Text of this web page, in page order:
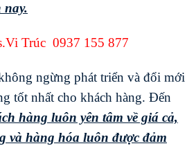
nay.
Trúc 0937 155 877
ngừng phát triển và đổi mới
tốt nhất cho khách hàng. Đến
hàng luôn yên tâm về giá cả,
và hàng hóa luôn được đảm